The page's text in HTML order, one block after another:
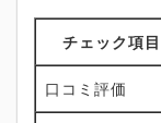
チェック項目
口コミ評価